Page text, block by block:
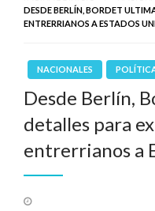
DESDE BERLÍN, BORDET
ENTRERRIANOS A ESTADOS
NACIONALES
Desde Berlín,
detalles para
entrerrianos a